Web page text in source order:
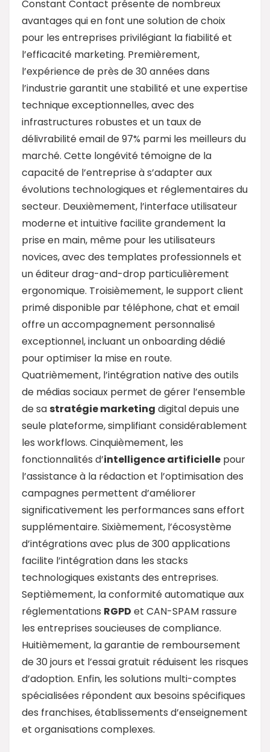
Constant Contact présente de nombreux
avantages qui en font une solution de choix
pour les entreprises privilégiant la fiabilité et
l’efficacité marketing. Premièrement,
l’expérience de près de 30 années dans
l’industrie garantit une stabilité et une expertise
technique exceptionnelles, avec des
infrastructures robustes et un taux de
délivrabilité email de 97% parmi les meilleurs du
marché. Cette longévité témoigne de la
capacité de l’entreprise à s’adapter aux
évolutions technologiques et réglementaires du
secteur. Deuxièmement, l’interface utilisateur
moderne et intuitive facilite grandement la
prise en main, même pour les utilisateurs
novices, avec des templates professionnels et
un éditeur drag-and-drop particulièrement
ergonomique. Troisièmement, le support client
primé disponible par téléphone, chat et email
offre un accompagnement personnalisé
exceptionnel, incluant un onboarding dédié
pour optimiser la mise en route.
Quatrièmement, l’intégration native des outils
de médias sociaux permet de gérer l’ensemble
de sastratégie marketing digital depuis une
seule plateforme, simplifiant considérablement
les workflows. Cinquièmement, les
fonctionnalités d’intelligence artificielle pour
l’assistance à la rédaction et l’optimisation des
campagnes permettent d’améliorer
significativement les performances sans effort
supplémentaire. Sixièmement, l’écosystème
d’intégrations avec plus de 300 applications
facilite l’intégration dans les stacks
technologiques existants des entreprises.
Septièmement, la conformité automatique aux
réglementations RGPD et CAN-SPAM rassure
les entreprises soucieuses de compliance.
Huitièmement, la garantie de remboursement
de 30 jours et l’essai gratuit réduisent les risques
d’adoption. Enfin, les solutions multi-comptes
spécialisées répondent aux besoins spécifiques
des franchises, établissements d’enseignement
et organisations complexes.